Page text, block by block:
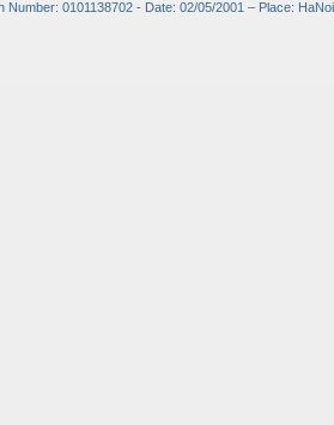
Number: 0101138702 - Date: 02/05/2001 – Place: